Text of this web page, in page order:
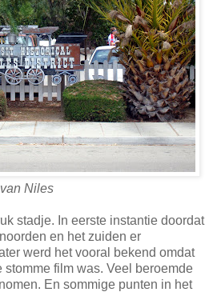
Niles
stadje. In eerste instantie doordat
en het zuiden er
werd het vooral bekend omdat
stomme film was. Veel beroemde
En sommige punten in het